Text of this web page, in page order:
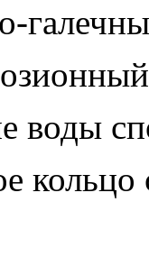
воды